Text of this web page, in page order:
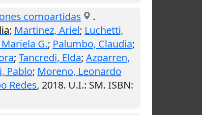
compartidas
.
; Martinez, Ariel; Luchetti,
G.; Palumbo, Claudia;
; Tancredi, Elda; Azparren,
Pablo; Moreno, Leonardo
Redes, 2018. U.I.: SM. ISBN: